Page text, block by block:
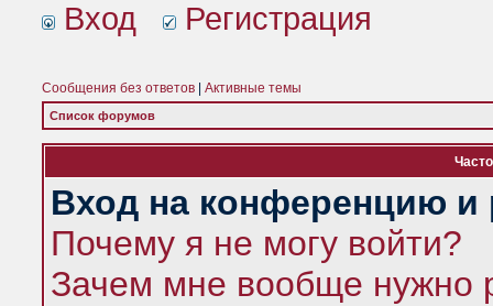
Вход Регистрация
Сообщения без ответов Активные темы
Список форумов
Вход на конференцию и
Почему я не могу войти?
Зачем мне вообще нужно